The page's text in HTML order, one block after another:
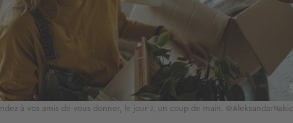
à vos amis de vous donner, le jour J, un coup de main. ©AleksandarNakic